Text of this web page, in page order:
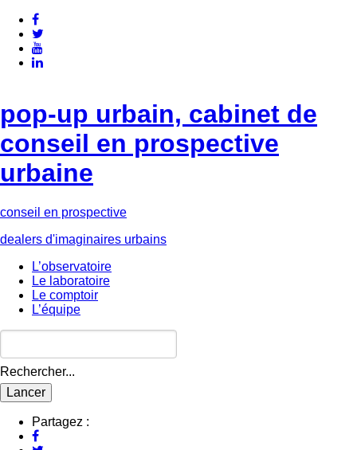
pop-up urbain, cabinet de
conseil en prospective
urbaine
conseil en prospective
dealers d'imaginaires urbains
L’observatoire
Le laboratoire
Le comptoir
L’équipe
Rechercher...
Partagez :